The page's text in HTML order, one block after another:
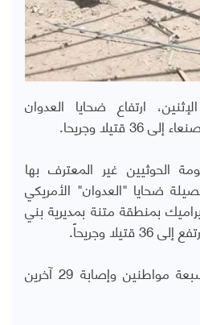
ارتفاع ضحايا العدوان
وجريحا.
الحوثيين غير المعترف بها
ضحايا "العدوان" الأمريكي
بمنطقة متنة بمديرية بني
وجريحاً.
وأشار البيان إلى مقتل سبعة مواطنين وإصابة 29 آخرين